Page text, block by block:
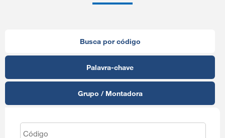
Busca por código
Palavra-chave
Grupo / Montadora